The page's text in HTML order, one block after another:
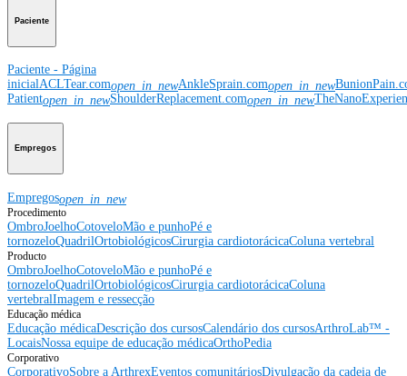
Paciente
Paciente - Página
inicialACLTear.comopen_in_newAnkleSprain.comopen_in_new
Patientopen_in_newShoulderReplacement.comopen_in_new
Empregos
Empregosopen_in_new
Procedimento
OmbroJoelhoCotoveloMão e punhoPé e
tornozeloQuadrilOrtobiológicosCirurgia cardiotorácicaColuna vertebral
Producto
OmbroJoelhoCotoveloMão e punhoPé e
tornozeloQuadrilOrtobiológicosCirurgia cardiotorácicaColuna
vertebralImagem e ressecção
Educação médica
Educação médicaDescrição dos cursosCalendário dos cursosArthroLab™ -
LocaisNossa equipe de educação médicaOrthoPedia
Corporativo
CorporativoSobre a ArthrexEventos comunitáriosDivulgação da cadeia de